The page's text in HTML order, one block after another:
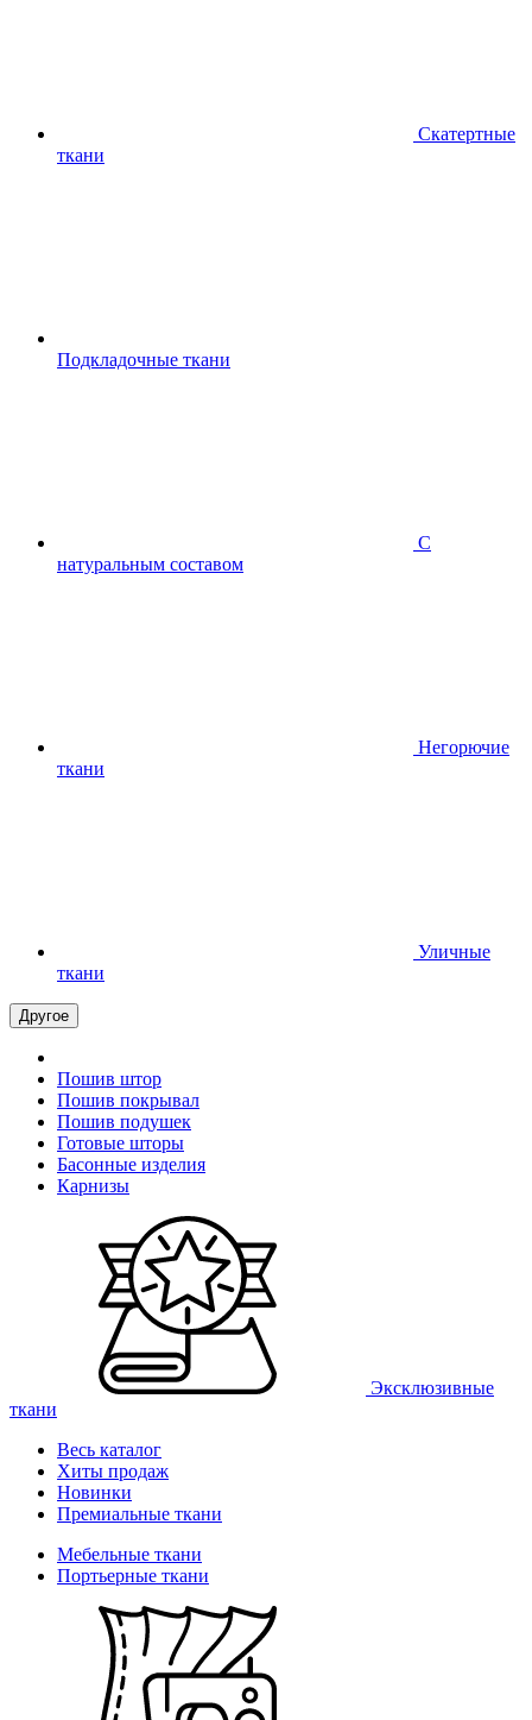
Скатертные
ткани
Подкладочные ткани
С
натуральным составом
Негорючие
ткани
Уличные
ткани
Другое
Пошив штор
Пошив покрывал
Пошив подушек
Готовые шторы
Басонные изделия
Карнизы
Эксклюзивные
ткани
Весь каталог
Хиты продаж
Новинки
Премиальные ткани
Мебельные ткани
Портьерные ткани